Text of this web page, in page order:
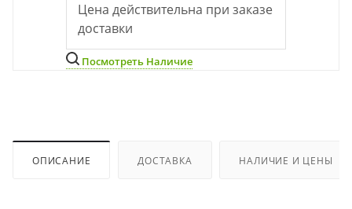
Цена действительна при заказе
доставки
Посмотреть Наличие
ОПИСАНИЕ ДОСТАВКА НАЛИЧИЕ И ЦЕНЫ